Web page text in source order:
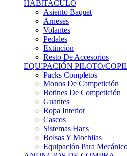
Equipación Para Mecánicos
ANUNCIOS DE COMPRA
Compra De Piezas
Compra De Neumáticos
Compra De Accesorios De
Compra De Equipación
VEHÍCULOS CLÁSICOS
VEHÍCULOS CLÁSICOS
Clásicos De Calle
Clásicos De Competición
Motores
Cajas De Cambio
Carrocería
Suspensiones
Habitáculo
Llantas
Neumáticos